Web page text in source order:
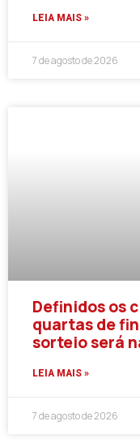
LEIA MAIS »
7 de agosto de 2026
Definidos os
quartas de
sorteio será
LEIA MAIS »
7 de agosto de 2026